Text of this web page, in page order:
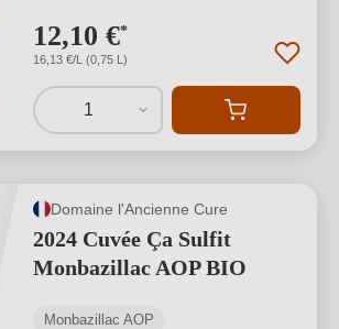
12,10 €*
16,13 €/L (0,75 L)
1
Domaine l'Ancienne Cure
2024 Cuvée Ça Sulfit
Monbazillac AOP BIO
Monbazillac AOP